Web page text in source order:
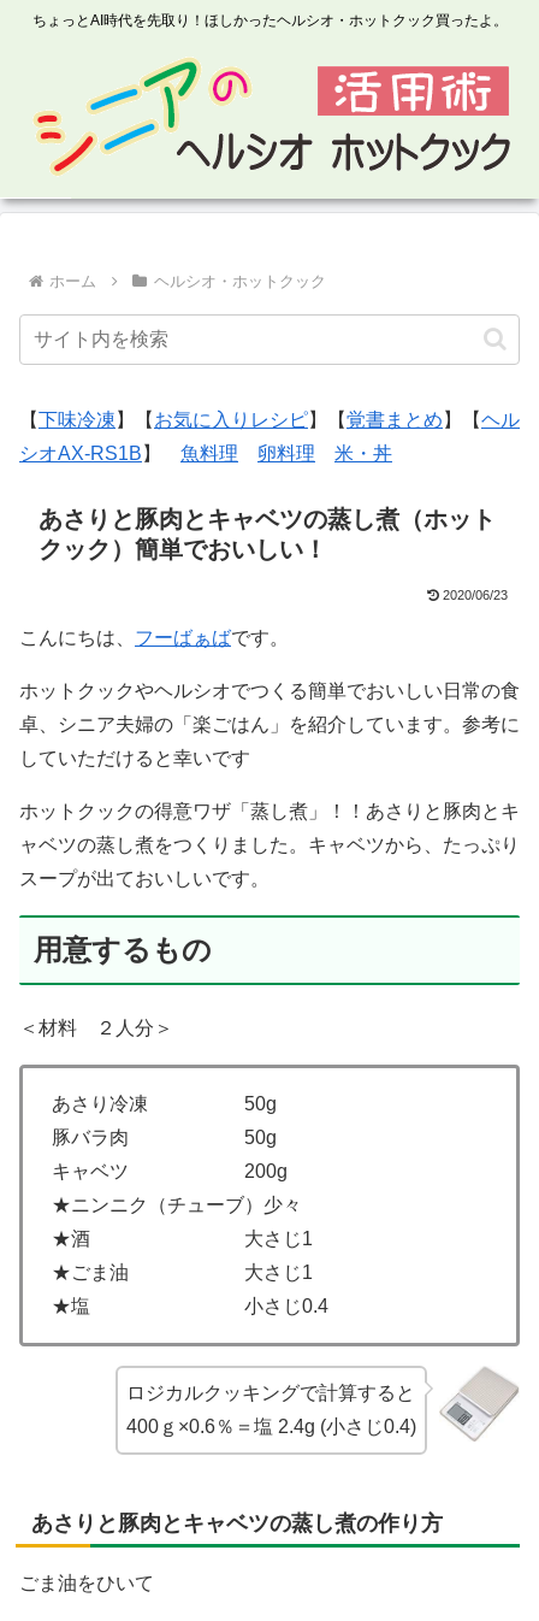
ちょっとAI時代を先取り！ほしかったヘルシオ・ホットクック買ったよ。
ホーム ヘルシオ・ホットクック
【下味冷凍 】【 お気に入りレシピ】【覚書まとめ 】【ヘル
シオAX-RS1B 】 魚料理 卵料理 米・丼
あさりと豚肉とキャベツの蒸し煮（ホット
クック）簡単でおいしい！
2020/06/23
こんにちは、 フーばぁばです。
ホットクックやヘルシオでつくる簡単でおいしい日常の食
卓、シニア夫婦の「楽ごはん」を紹介しています。参考に
していただけると幸いです
ホットクックの得意ワザ「蒸し煮」！！あさりと豚肉とキ
ャベツの蒸し煮をつくりました。キャベツから、たっぷり
スープが出ておいしいです。
用意するもの
＜材料 ２人分＞
あさり冷凍 50g
豚バラ肉 50g
キャベツ 200g
★ニンニク（チューブ）少々
★酒 大さじ1
★ごま油 大さじ1
★塩 小さじ0.4
ロジカルクッキングで計算すると
400ｇ×0.6％＝塩 2.4g (小さじ0.4)
あさりと豚肉とキャベツの蒸し煮の作り方
ごま油をひいて